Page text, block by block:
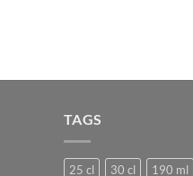
TAGS
25 cl 30 cl 190 ml